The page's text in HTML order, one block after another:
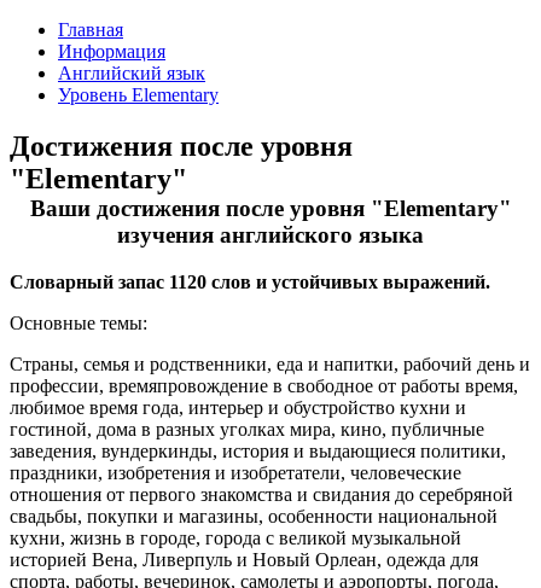
Главная
Информация
Английский язык
Уровень Elementary
Достижения после уровня
"Elementary"
Ваши достижения после уровня "Elementary"
изучения английского языка
Словарный запас 1120 слов и устойчивых выражений.
Основные темы:
Страны, семья и родственники, еда и напитки, рабочий день и
профессии, времяпровождение в свободное от работы время,
любимое время года, интерьер и обустройство кухни и
гостиной, дома в разных уголках мира, кино, публичные
заведения, вундеркинды, история и выдающиеся политики,
праздники, изобретения и изобретатели, человеческие
отношения от первого знакомства и свидания до серебряной
свадьбы, покупки и магазины, особенности национальной
кухни, жизнь в городе, города с великой музыкальной
историей Вена, Ливерпуль и Новый Орлеан, одежда для
спорта, работы, вечеринок, самолеты и аэропорты, погода,